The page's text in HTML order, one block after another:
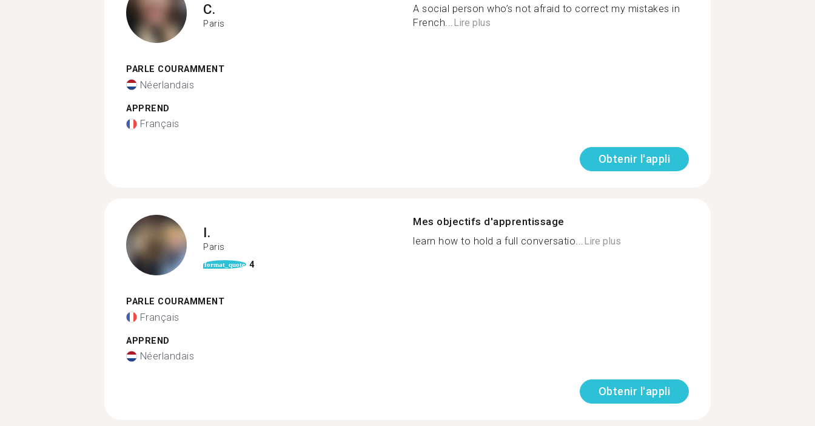
C.
Paris
PARLE COURAMMENT
Néerlandais
APPREND
Français
A social person who’s not afraid to correct my mistakes in
French...Lire plus
Obtenir l'appli
I.
Paris
format_quote 4
PARLE COURAMMENT
Français
APPREND
Néerlandais
Mes objectifs d'apprentissage
learn how to hold a full conversatio...Lire plus
Obtenir l'appli